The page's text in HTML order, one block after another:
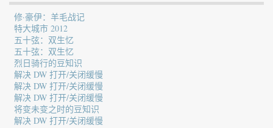
修·豪伊：羊毛战记
特大城市 2012
五十弦：双生忆
五十弦：双生忆
烈日骑行的豆知识
解决 DW 打开/关闭缓慢
解决 DW 打开/关闭缓慢
解决 DW 打开/关闭缓慢
将变未变之时的豆知识
解决 DW 打开/关闭缓慢